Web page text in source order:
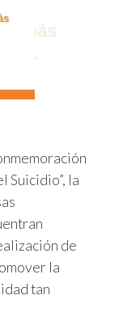
Suicidio”, la
de
la
tan